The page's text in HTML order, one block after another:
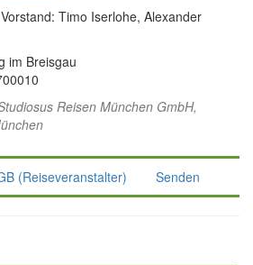
Timo Iserlohe, Alexander
im Breisgau
Reisen München GmbH,
(Reiseveranstalter) Senden